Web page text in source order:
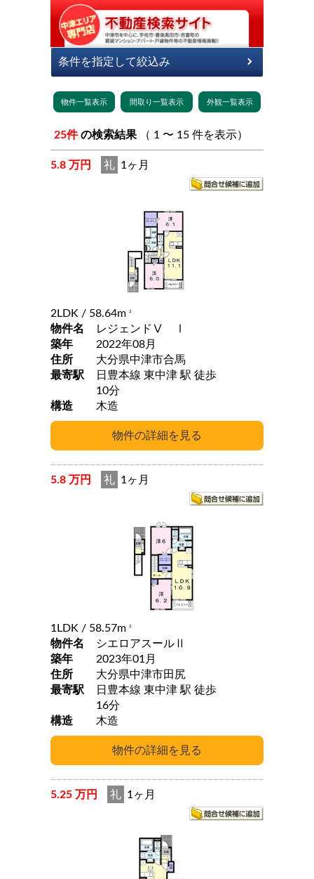
25件 の検索結果 （ 1 〜 15 件を表示）
5.8 万円 礼 1ヶ月
2LDK / 58.64m 2
物件名
レジェンドⅤ Ⅰ
築年
2022年08月
住所
大分県中津市合馬
最寄駅
日豊本線 東中津 駅 徒歩
10分
構造
木造
5.8 万円 礼 1ヶ月
1LDK / 58.57m 2
物件名
シエロアスールⅡ
築年
2023年01月
住所
大分県中津市田尻
最寄駅
日豊本線 東中津 駅 徒歩
16分
構造
木造
5.25 万円 礼 1ヶ月